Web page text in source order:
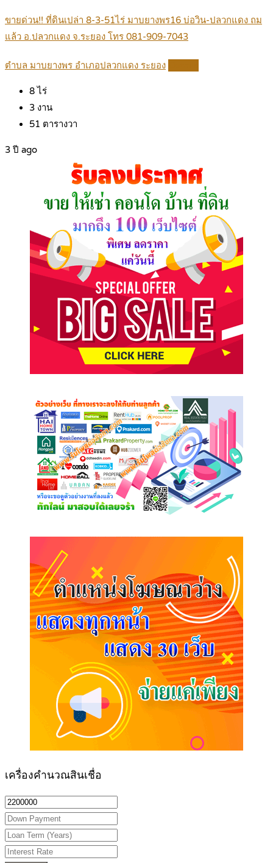
ขายด่วน!! ที่ดินเปล่า 8-3-51ไร่ มาบยางพร16 บ่อวิน-ปลวกแดง ถม
แล้ว อ.ปลวกแดง จ.ระยอง โทร 081-909-7043
ตำบล มาบยางพร อำเภอปลวกแดง ระยอง
8ไร่
3 งาน
51 ตารางวา
3 ปี ago
เครื่องคำนวณสินเชื่อ